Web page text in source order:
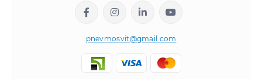
pnevmosvit@gmail.com